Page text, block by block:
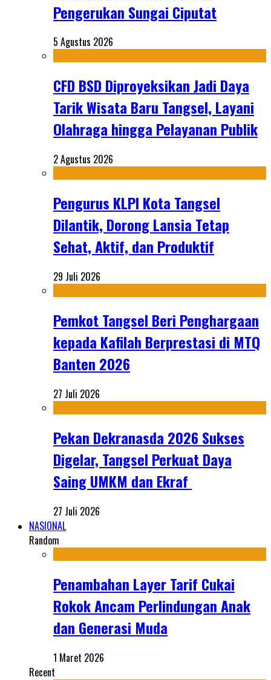
Pengerukan Sungai Ciputat
5 Agustus 2026
CFD BSD Diproyeksikan Jadi Daya
Tarik Wisata Baru Tangsel, Layani
Olahraga hingga Pelayanan Publik
2 Agustus 2026
Pengurus KLPI Kota Tangsel
Dilantik, Dorong Lansia Tetap
Sehat, Aktif, dan Produktif
29 Juli 2026
Pemkot Tangsel Beri Penghargaan
kepada Kafilah Berprestasi di MTQ
Banten 2026
27 Juli 2026
Pekan Dekranasda 2026 Sukses
Digelar, Tangsel Perkuat Daya
Saing UMKM dan Ekraf
27 Juli 2026
NASIONAL
Random
Penambahan Layer Tarif Cukai
Rokok Ancam Perlindungan Anak
dan Generasi Muda
1 Maret 2026
Recent